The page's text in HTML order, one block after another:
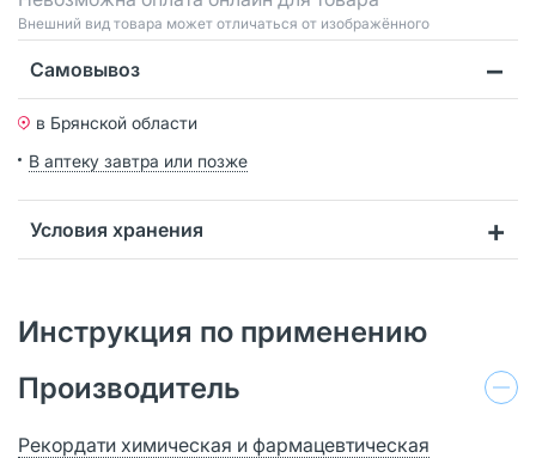
Bнешний вид товара может отличаться от изображённого
Самовывоз
в Брянской области
В аптеку завтра или позже
Условия хранения
Инструкция по применению
Производитель
Рекордати химическая и фармацевтическая